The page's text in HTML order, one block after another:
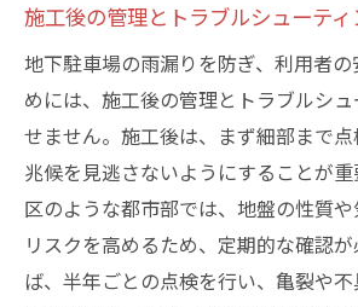
施工後の管理とトラブルシューティ
地下駐車場の雨漏りを防ぎ、利用者
めには、施工後の管理とトラブルシ
せません。施工後は、まず細部まで
兆候を見逃さないようにすることが
区のような都市部では、地盤の性質
リスクを高めるため、定期的な確認
ば、半年ごとの点検を行い、亀裂や